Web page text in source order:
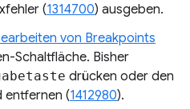
(1314700) ausgeben.
von Breakpoints
Schaltfläche. Bisher
drücken oder den
entfernen (1412980).